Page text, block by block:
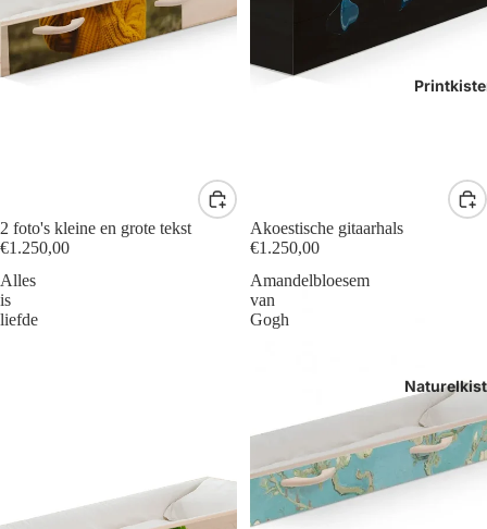
2 foto's kleine en grote tekst
€1.250,00
Akoestische gitaarhals
€1.250,00
Alles
is
liefde
Amandelbloesem
van
Gogh